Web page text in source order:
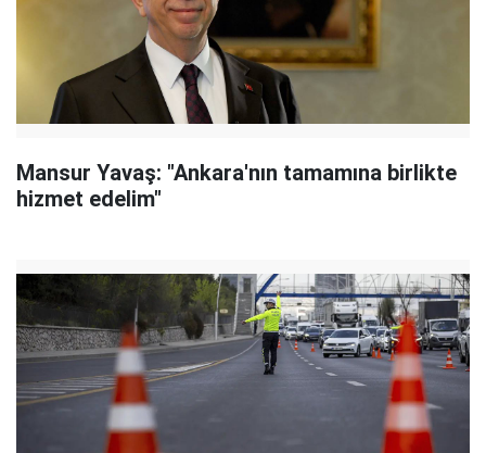
Mansur Yavaş: "Ankara'nın tamamına birlikte
hizmet edelim"